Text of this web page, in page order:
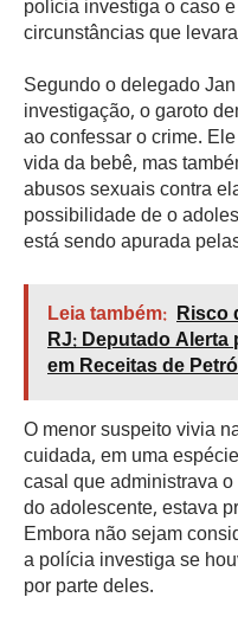
polícia investiga o caso
circunstâncias que
Segundo o delegado
investigação, o garoto
ao confessar o crime.
vida da bebê, mas
abusos sexuais contra
possibilidade de o
está sendo apurada
Leia também: Risco
RJ: Deputado Alerta
em Receitas de
O menor suspeito vivia
cuidada, em uma
casal que administrava
do adolescente, estava
Embora não sejam
a polícia investiga se
por parte deles.